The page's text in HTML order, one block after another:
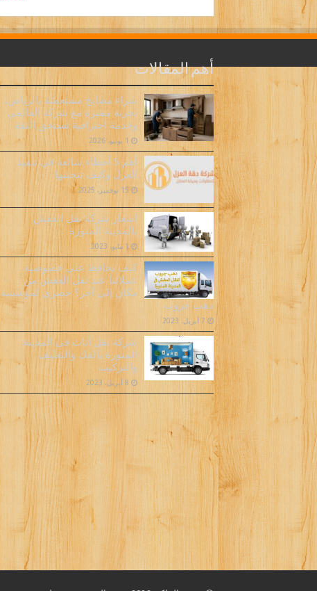
أهم المقالات
شراء مطابخ مستعملة بالرياض..
تجربة مميزة مع شركة العالمي
وخدمة احترافية تستحق الثقة
1 يونيو، 2026
أهم 5 أخطاء شائعة في تنفيذ
العزل وكيف تتجنبها
15 نوفمبر، 2025
اسعار شركة نقل العفش
بالمدينة المنورة
1 مايو، 2023
كيف نحافظ على خصوصية
عملائنا عند نقل العفش من
مكان إلى آخر؟ حصري لمؤسسة
دهب جروب
7 أبريل، 2023
شركة نقل أثاث فى المدينة
المنورة بالفك والتغليف
والتركيب
8 أبريل، 2023